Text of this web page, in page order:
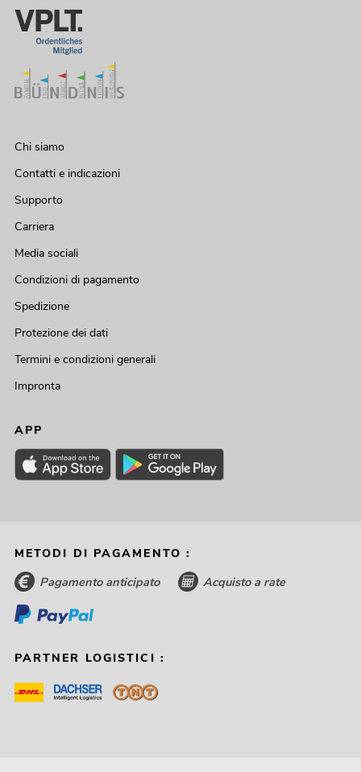
Chi siamo
Contatti e indicazioni
Supporto
Carriera
Media sociali
Condizioni di pagamento
Spedizione
Protezione dei dati
Termini e condizioni generali
Impronta
APP
METODI DI PAGAMENTO :
Pagamento anticipato Acquisto a rate
PARTNER LOGISTICI :